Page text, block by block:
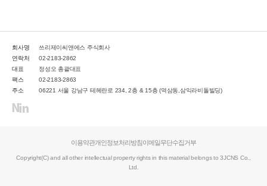
회사명
쓰리제이씨앤에스 주식회사
연락처
02-2183-2862
대표
정성오 총괄대표
팩스
02-2183-2863
주소
06221 서울 강남구 테헤란로 234, 2층 & 15층 (역삼동,삼익라비돌빌딩)
Copyright(C) and all other intellectual property rights in this material belongs to 3JCNS Co.,
Ltd.
이용약관개인정보처리방침이메일무단수집거부